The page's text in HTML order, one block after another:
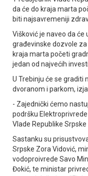
da će do kraja marta
biti najsavremeniji
Višković je naveo da
građevinske dozvole
kraja marta početi
jedan od najvećih
U Trebinju će se graditi
dvoranom i parkom,
- Zajednički ćemo
podršku
Vlade Republike Srpske
Sastanku su
Srpske Zora Vidović,
vodoproivrede Savo
Đokić, te ministar